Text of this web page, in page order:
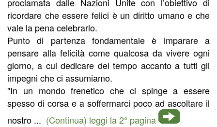
ricordare che essere felici è un diritto umano e che
vale la pena celebrarlo.
Punto di partenza fondamentale è imparare a
pensare alla felicità come qualcosa da vivere ogni
giorno, a cui dedicare del tempo accanto a tutti gli
impegni che ci assumiamo.
"In un mondo frenetico che ci spinge a essere
spesso di corsa e a soffermarci poco ad ascoltare il
nostro ... (Continua) leggi la 2° pagina